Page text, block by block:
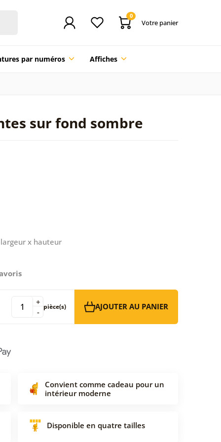
0
Votre panier
par numéros Affiches
sur fond sombre
x hauteur
-
+ pièce(s) AJOUTER AU PANIER
Convient comme cadeau pour un
intérieur moderne
Disponible en quatre tailles